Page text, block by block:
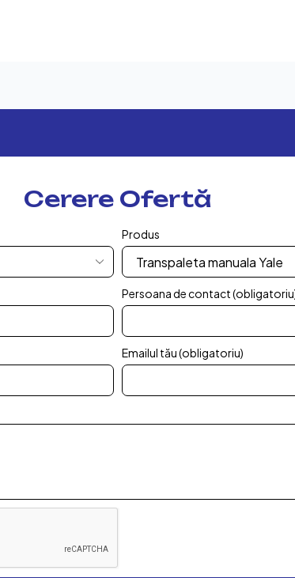
Cerere Ofertă
Produs
Persoana de contact
Emailul tău (obligatoriu)